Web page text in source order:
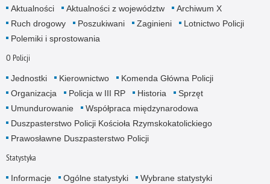
Aktualności Aktualności z województw
Archiwum X
Ruch drogowy
Poszukiwani Zaginieni
Lotnictwo Policji
Polemiki i sprostowania
O Policji
Jednostki Kierownictwo
Komenda Główna Policji
Organizacja
Policja w III RP Historia
Sprzęt
Umundurowanie
Współpraca międzynarodowa
Duszpasterstwo Policji Kościoła Rzymskokatolickiego
Prawosławne Duszpasterstwo Policji
Statystyka
Informacje Ogólne statystyki
Wybrane statystyki